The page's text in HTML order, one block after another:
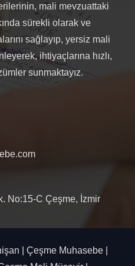
mali mevzuattaki
sürekli olarak ve
sağlayıp, yersiz mali
ihtiyaçlarına hızlı,
sunmaktayız.
No:15-C Çeşme, İzmir
| Çeşme Muhasebe |